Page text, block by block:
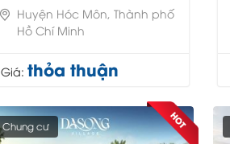
Huyện Hóc Môn, Thành phố
Hồ Chí Minh
Giá: thỏa thuận
Chung cư